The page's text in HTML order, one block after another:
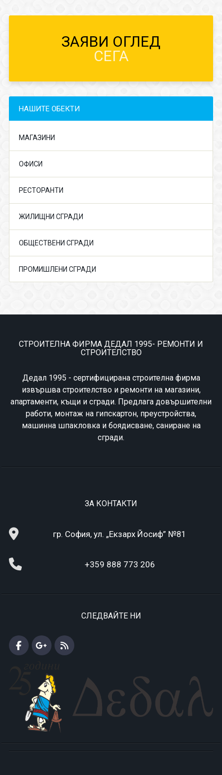
ЗАЯВИ ОГЛЕД
СЕГА
НАШИТЕ ОБЕКТИ
МАГАЗИНИ
ОФИСИ
РЕСТОРАНТИ
ЖИЛИЩНИ СГРАДИ
ОБЩЕСТВЕНИ СГРАДИ
ПРОМИШЛЕНИ СГРАДИ
СТРОИТЕЛНА ФИРМА ДЕДАЛ 1995- РЕМОНТИ И
СТРОИТЕЛСТВО
Дедал 1995 - сертифицирана строителна фирма
извършва строителство и ремонти на магазини,
апартаменти, къщи и сгради. Предлага довършителни
работи, монтаж на гипскартон, преустройства,
машинна шпакловка и боядисване, саниране на
сгради.
ЗА КОНТАКТИ
гр. София, ул. „Екзарх Йосиф” №81
+359 888 773 206
СЛЕДВАЙТЕ НИ